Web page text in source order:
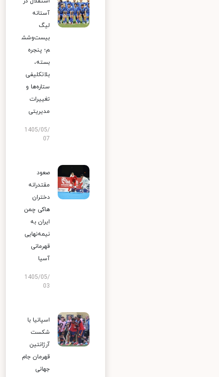
آستانه
لیگ
بیست‌وشش
م؛ پنجره
بسته،
بلاتکلیفی
ستاره‌ها و
تغییرات
مدیریتی
1405/05/
07
صعود
مقتدرانه
دختران
هاکی چمن
ایران به
نیمه‌نهایی
قهرمانی
آسیا
1405/05/
03
اسپانیا با
شکست
آرژانتین
قهرمان جام
جهانی